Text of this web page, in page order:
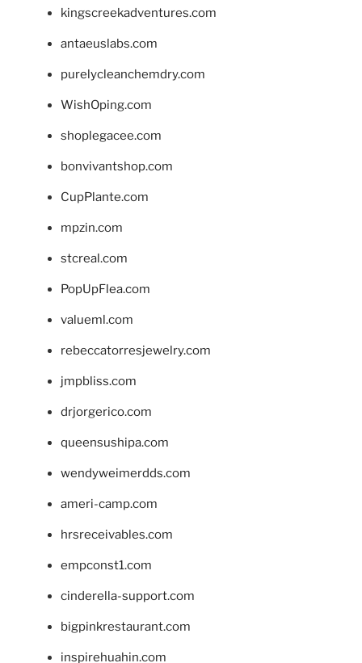
kingscreekadventures.com
antaeuslabs.com
purelycleanchemdry.com
WishOping.com
shoplegacee.com
bonvivantshop.com
CupPlante.com
mpzin.com
stcreal.com
PopUpFlea.com
valueml.com
rebeccatorresjewelry.com
jmpbliss.com
drjorgerico.com
queensushipa.com
wendyweimerdds.com
ameri-camp.com
hrsreceivables.com
empconst1.com
cinderella-support.com
bigpinkrestaurant.com
inspirehuahin.com